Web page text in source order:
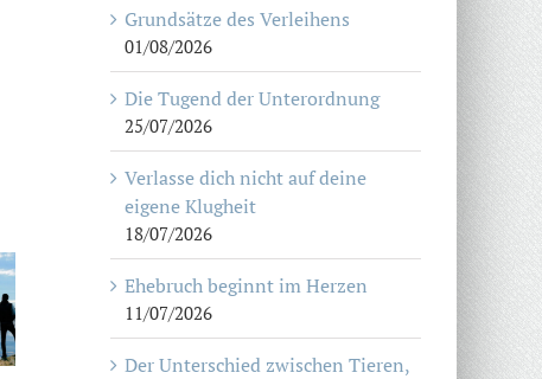
Grundsätze des Verleihens
01/08/2026
Die Tugend der Unterordnung
25/07/2026
Verlasse dich nicht auf deine
eigene Klugheit
18/07/2026
Ehebruch beginnt im Herzen
11/07/2026
Der Unterschied zwischen Tieren,